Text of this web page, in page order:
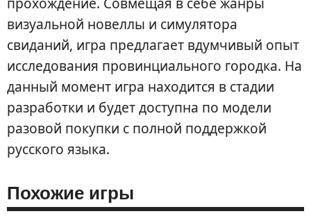
визуальной новеллы и симулятора
свиданий, игра предлагает вдумчивый опыт
исследования провинциального городка. На
данный момент игра находится в стадии
разработки и будет доступна по модели
разовой покупки с полной поддержкой
русского языка.
Похожие игры